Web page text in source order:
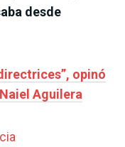
desde
opinó
Aguilera